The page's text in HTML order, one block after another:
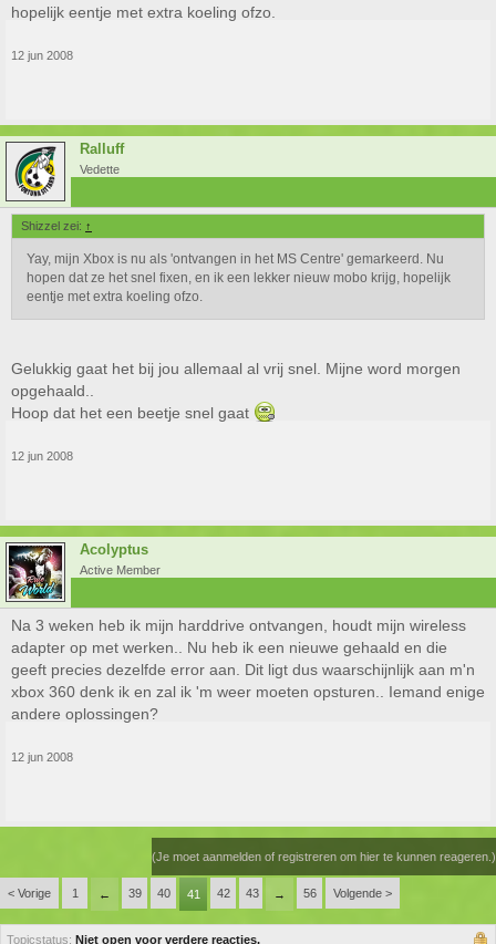
hopelijk eentje met extra koeling ofzo.
12 jun 2008
Ralluff
Vedette
Shizzel zei: ↑
Yay, mijn Xbox is nu als 'ontvangen in het MS Centre' gemarkeerd. Nu
hopen dat ze het snel fixen, en ik een lekker nieuw mobo krijg, hopelijk
eentje met extra koeling ofzo.
Gelukkig gaat het bij jou allemaal al vrij snel. Mijne word morgen
opgehaald..
Hoop dat het een beetje snel gaat
12 jun 2008
Acolyptus
Active Member
Na 3 weken heb ik mijn harddrive ontvangen, houdt mijn wireless
adapter op met werken.. Nu heb ik een nieuwe gehaald en die
geeft precies dezelfde error aan. Dit ligt dus waarschijnlijk aan m'n
xbox 360 denk ik en zal ik 'm weer moeten opsturen.. Iemand enige
andere oplossingen?
12 jun 2008
(Je moet aanmelden of registreren om hier te kunnen reageren.)
< Vorige 1 ← 39 40 41 42 43 → 56 Volgende >
Topicstatus: Niet open voor verdere reacties.